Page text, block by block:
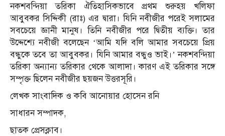
নকশবন্দিয়া তরিকা ঐতিহাসিকভাবে প্রথম শুরুহয় খলিফা
আবুবকর সিদ্দিকী (রাঃ) এর দ্বারা। যিনি নবীজীর পরেই সলামের
সবচেয়ে জ্ঞানী মানুষ। তিনি নবীজীর পরে দ্বিতীয় ব্যক্তি। তার
উদ্দেশ্যে নবীজী বলেছেন ‘আমি যদি বলি আমার সবচেয়ে প্রিয়
বন্ধুকে তবে তা আবুবকর। যিনি আমার বন্ধুও ভাই।’ নকশবন্দিয়া
তরিকা অন্যান্য তরিকার থেকে আলাদা। কারণ এই তরিকার সঙ্গে
সম্পৃক্ত ছিলেন নবীজীর ছয়জন উত্তরসূরি।
লেখক সাংবাদিক ও কবি আনোয়ার হোসেন রনি
সাধারন সম্পাদক,
ছাতক প্রেসক্লাব।